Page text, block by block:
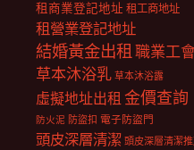
租商業登記地址 租工商地址
租營業登記地址
結婚黃金出租職業工
草本沐浴乳 草本沐浴露
虛擬地址出租 金價查詢
防火泥 防盜扣 電子防盜門
頭皮深層清潔 頭皮深層清潔